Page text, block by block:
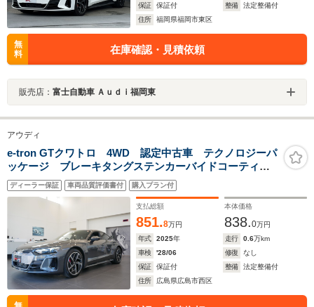
保証
保証付 整備
法定整備付
住所
福岡県福岡市東区
無
料
在庫確認・見積依頼
販売店： 富士自動車 Ａｕｄｉ福岡東
アウディ
e-tron GTクワトロ 4WD 認定中古車 テクノロジーパ
ッケージ ブレーキタングステンカーバイドコーティン
グ ブレーキキャリパーレッド Bang & Olufsen ガラ
スルーフ アダプティブクルーズコントロール
ディーラー保証 車両品質評価書付 購入プラン付
支払総額
851.8万円
本体価格
838.0万円
年式
2025年 走行 0.6万km
車検
'28/06 修復
なし
保証
保証付 整備
法定整備付
住所
広島県広島市西区